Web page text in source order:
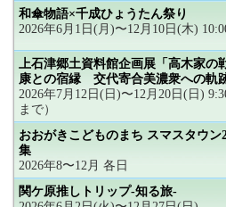
和傘物語×千成ひょうたん祭り
2026年6月1日(月)〜12月10日(木)
上石津郷土資料館企画展「高木家の
康との宿縁 交代寄合美濃衆への軌
2026年7月12日(日)〜12月20日(日)
まで）
おおがきこどものまち スマスタウン
集
2026年8〜12月 各日
関ケ原推しトリップ-知る旅-